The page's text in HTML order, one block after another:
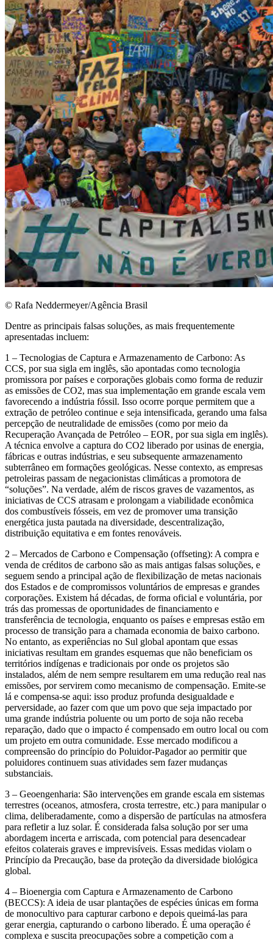
© Rafa Neddermeyer/Agência Brasil
Dentre as principais falsas soluções, as mais frequentemente
apresentadas incluem:
1 – Tecnologias de Captura e Armazenamento de Carbono: As
CCS, por sua sigla em inglês, são apontadas como tecnologia
promissora por países e corporações globais como forma de reduzir
as emissões de CO2, mas sua implementação em grande escala vem
favorecendo a indústria fóssil. Isso ocorre porque permitem que a
extração de petróleo continue e seja intensificada, gerando uma falsa
percepção de neutralidade de emissões (como por meio da
Recuperação Avançada de Petróleo – EOR, por sua sigla em inglês).
A técnica envolve a captura do CO2 liberado por usinas de energia,
fábricas e outras indústrias, e seu subsequente armazenamento
subterrâneo em formações geológicas. Nesse contexto, as empresas
petroleiras passam de negacionistas climáticas a promotora de
“soluções”. Na verdade, além de riscos graves de vazamentos, as
iniciativas de CCS atrasam e prolongam a viabilidade econômica
dos combustíveis fósseis, em vez de promover uma transição
energética justa pautada na diversidade, descentralização,
distribuição equitativa e em fontes renováveis.
2 – Mercados de Carbono e Compensação (offseting): A compra e
venda de créditos de carbono são as mais antigas falsas soluções, e
seguem sendo a principal ação de flexibilização de metas nacionais
dos Estados e de compromissos voluntários de empresas e grandes
corporações. Existem há décadas, de forma oficial e voluntária, por
trás das promessas de oportunidades de financiamento e
transferência de tecnologia, enquanto os países e empresas estão em
processo de transição para a chamada economia de baixo carbono.
No entanto, as experiências no Sul global apontam que essas
iniciativas resultam em grandes esquemas que não beneficiam os
territórios indígenas e tradicionais por onde os projetos são
instalados, além de nem sempre resultarem em uma redução real nas
emissões, por servirem como mecanismo de compensação. Emite-se
lá e compensa-se aqui: isso produz profunda desigualdade e
perversidade, ao fazer com que um povo que seja impactado por
uma grande indústria poluente ou um porto de soja não receba
reparação, dado que o impacto é compensado em outro local ou com
um projeto em outra comunidade. Esse mercado modificou a
compreensão do princípio do Poluidor-Pagador ao permitir que
poluidores continuem suas atividades sem fazer mudanças
substanciais.
3 – Geoengenharia: São intervenções em grande escala em sistemas
terrestres (oceanos, atmosfera, crosta terrestre, etc.) para manipular o
clima, deliberadamente, como a dispersão de partículas na atmosfera
para refletir a luz solar. É considerada falsa solução por ser uma
abordagem incerta e arriscada, com potencial para desencadear
efeitos colaterais graves e imprevisíveis. Essas medidas violam o
Princípio da Precaução, base da proteção da diversidade biológica
global.
4 – Bioenergia com Captura e Armazenamento de Carbono
(BECCS): A ideia de usar plantações de espécies únicas em forma
de monocultivo para capturar carbono e depois queimá-las para
gerar energia, capturando o carbono liberado. É uma operação é
complexa e suscita preocupações sobre a competição com a